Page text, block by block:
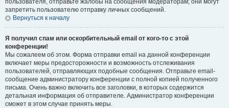
пользователя, отправьте жалобы на сообщения модераторам; они могут
запретить пользователю отправку личных сообщений.
Вернуться к началу
Я получил спам или оскорбительный email от кого-то с этой
конференции!
Мы сожалеем об этом. Форма отправки email на данной конференции
включает меры предосторожности и возможность отслеживания
пользователей, отправляющих подобные сообщения. Отправьте email-
сообщение администратору конференции с полной копией полученного
письма. Очень важно включить все заголовки, в которых содержится
детальная информация об отправителе. Администратор конференции
сможет в этом случае принять меры.